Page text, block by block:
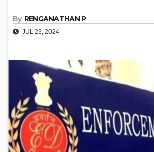
By RENGANATHAN P
JUL 23, 2024